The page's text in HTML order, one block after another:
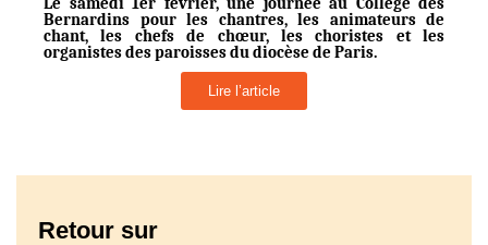
Bernardins pour les chantres, les animateurs de
chant, les chefs de chœur, les choristes et les
organistes des paroisses du diocèse de Paris.
Lire l’article
Retour sur